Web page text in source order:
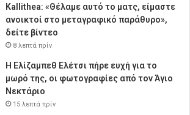
Kallithea: «Θέλαμε αυτό το ματς, είμαστε
ανοικτοί στο μεταγραφικό παράθυρο»,
δείτε βίντεο
8 λεπτά πρίν
Η Ελίζαμπεθ Ελέτσι πήρε ευχή για το
μωρό της, οι φωτογραφίες από τον Άγιο
Νεκτάριο
15 λεπτά πρίν